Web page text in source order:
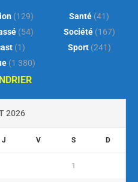
(129)
(54)
(1)
(1 380)
Santé (41)
Société(167)
Sport(241)
2026
J V S D
1